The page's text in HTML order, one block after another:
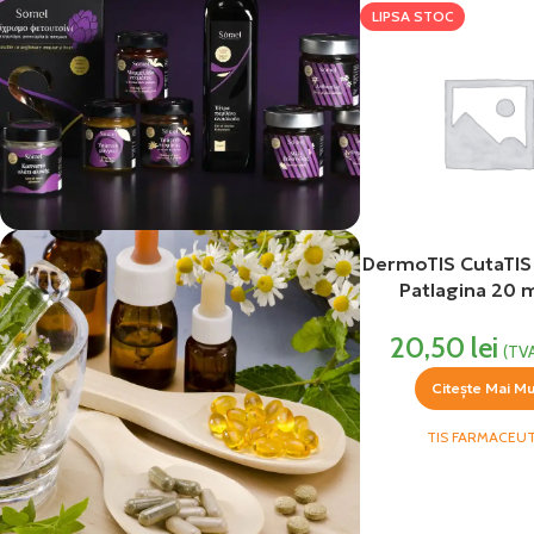
vezi si...
Produse Alimentare
LIPSA STOC
DermoTIS
Patlagina 20
20,50 lei
Citește Mai
TIS